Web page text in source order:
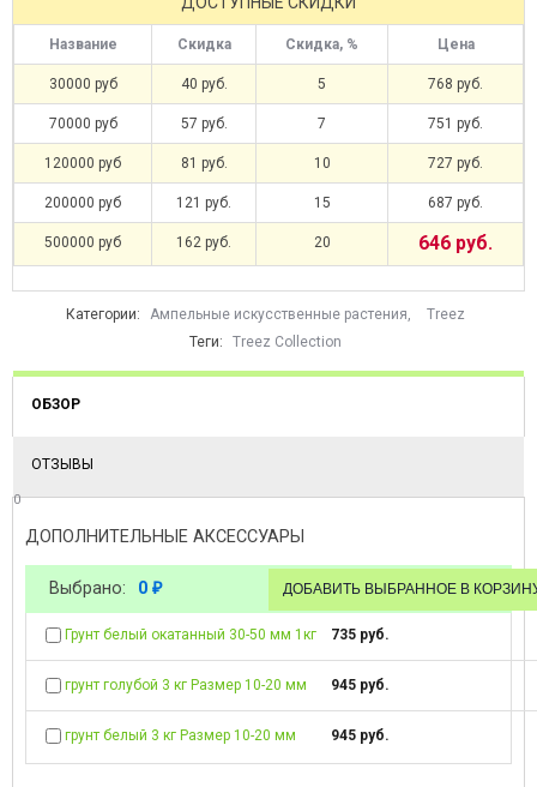
Название Скидка Скидка, % Цена
30000 руб 40 руб. 5 768 руб.
70000 руб 57 руб. 7 751 руб.
120000 руб 81 руб. 10 727 руб.
200000 руб 121 руб. 15 687 руб.
500000 руб 162 руб. 20 646 руб.
Категории: Ампельные искусственные растения,
Treez
Теги:
Treez Collection
ОБЗОР
ОТЗЫВЫ
0
ДОПОЛНИТЕЛЬНЫЕ АКСЕССУАРЫ
Выбрано: 0 ₽
Грунт белый окатанный 30-50 мм 1кг 735 руб.
грунт голубой 3 кг Размер 10-20 мм 945 руб.
грунт белый 3 кг Размер 10-20 мм 945 руб.